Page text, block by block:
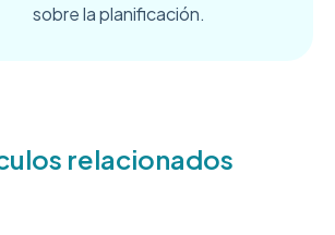
sobre la planificación.
relacionados